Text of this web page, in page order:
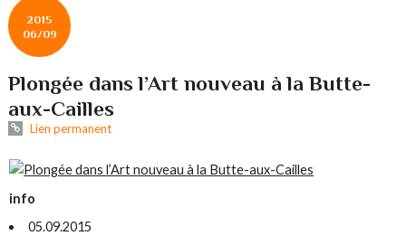
2015
06/09
Plongée dans l’Art nouveau à la Butte-
aux-Cailles
Lien permanent
info
05.09.2015